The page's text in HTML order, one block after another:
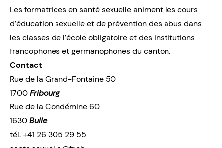
Les formatrices en santé sexuelle animent les cours
d’éducation sexuelle et de prévention des abus dans
les classes de l’école obligatoire et des institutions
francophones et germanophones du canton.
Contact
Rue de la Grand-Fontaine 50
1700Fribourg
Rue de la Condémine 60
1630Bulle
tél. +41 26 305 29 55